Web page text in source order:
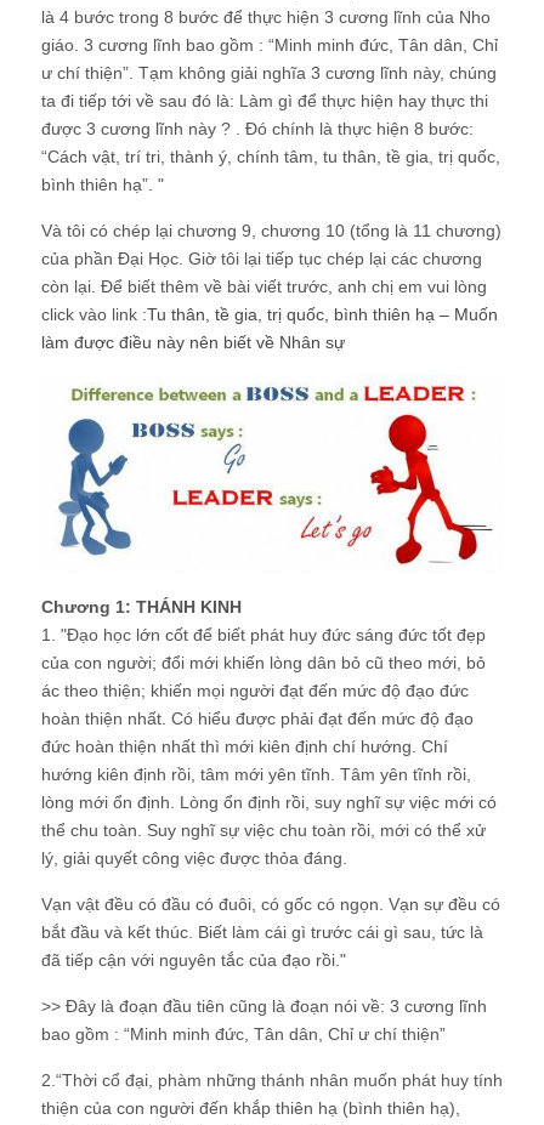
là 4 bước trong 8 bước để thực hiện 3 cương lĩnh của Nho
giáo. 3 cương lĩnh bao gồm : “Minh minh đức, Tân dân, Chỉ
ư chí thiện”. Tạm không giải nghĩa 3 cương lĩnh này, chúng
ta đi tiếp tới về sau đó là: Làm gì để thực hiện hay thực thi
được 3 cương lĩnh này ? . Đó chính là thực hiện 8 bước:
“Cách vật, trí tri, thành ý, chính tâm, tu thân, tề gia, trị quốc,
bình thiên hạ”. "
Và tôi có chép lại chương 9, chương 10 (tổng là 11 chương)
của phần Đại Học. Giờ tôi lại tiếp tục chép lại các chương
còn lại. Để biết thêm về bài viết trước, anh chị em vui lòng
click vào link :Tu thân, tề gia, trị quốc, bình thiên hạ – Muốn
làm được điều này nên biết về Nhân sự
Chương 1: THÁNH KINH
1. "Đạo học lớn cốt để biết phát huy đức sáng đức tốt đẹp
của con người; đổi mới khiến lòng dân bỏ cũ theo mới, bỏ
ác theo thiện; khiến mọi người đạt đến mức độ đạo đức
hoàn thiện nhất. Có hiểu được phải đạt đến mức độ đạo
đức hoàn thiện nhất thì mới kiên định chí hướng. Chí
hướng kiên định rồi, tâm mới yên tĩnh. Tâm yên tĩnh rồi,
lòng mới ổn định. Lòng ổn định rồi, suy nghĩ sự việc mới có
thể chu toàn. Suy nghĩ sự việc chu toàn rồi, mới có thể xử
lý, giải quyết công việc được thỏa đáng.
Vạn vật đều có đầu có đuôi, có gốc có ngọn. Vạn sự đều có
bắt đầu và kết thúc. Biết làm cái gì trước cái gì sau, tức là
đã tiếp cận với nguyên tắc của đạo rồi."
>> Đây là đoạn đầu tiên cũng là đoạn nói về: 3 cương lĩnh
bao gồm : “Minh minh đức, Tân dân, Chỉ ư chí thiện”
2.“Thời cổ đại, phàm những thánh nhân muốn phát huy tính
thiện của con người đến khắp thiên hạ (bình thiên hạ),